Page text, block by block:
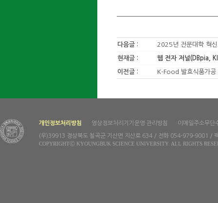
다음글 : 2025년 전문대학 혁
현재글 : 웹 전자 저널(DBpia,
이전글 : K-Food 발효식품가공
개인정보처리방침 영상정보처리기기운영·관리방침 이메일주소무단
(우)39913 경상북도 칠곡군 기산면 지산로 634 / 전화 054-979-9001 /
COPYRIGHTⓒ KYOUNGBUK SCIENCE UNIVERSITY. ALL RIGHTS